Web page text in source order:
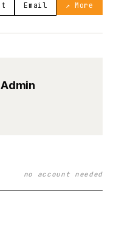
Email ↗ More
no account needed